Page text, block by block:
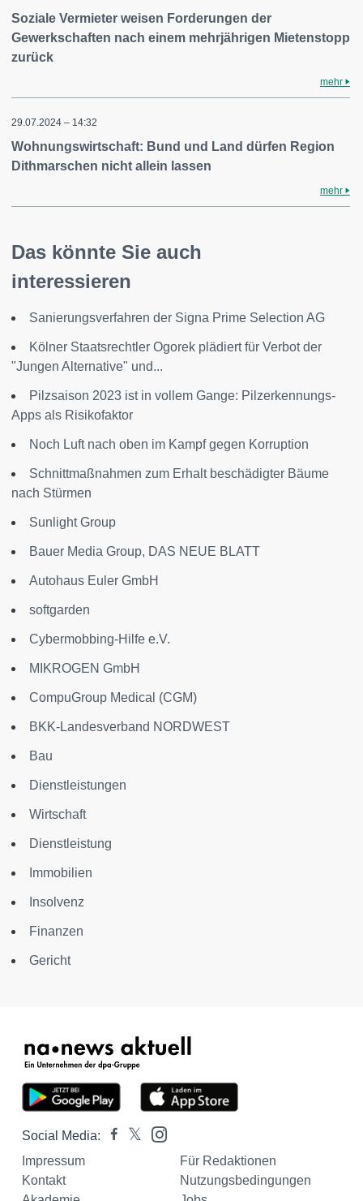
Soziale Vermieter weisen Forderungen der
Gewerkschaften nach einem mehrjährigen Mietenstopp
zurück
mehr
29.07.2024 – 14:32
Wohnungswirtschaft: Bund und Land dürfen Region
Dithmarschen nicht allein lassen
mehr
Das könnte Sie auch
interessieren
Sanierungsverfahren der Signa Prime Selection AG
Kölner Staatsrechtler Ogorek plädiert für Verbot der
"Jungen Alternative" und...
Pilzsaison 2023 ist in vollem Gange: Pilzerkennungs-
Apps als Risikofaktor
Noch Luft nach oben im Kampf gegen Korruption
Schnittmaßnahmen zum Erhalt beschädigter Bäume
nach Stürmen
Sunlight Group
Bauer Media Group, DAS NEUE BLATT
Autohaus Euler GmbH
softgarden
Cybermobbing-Hilfe e.V.
MIKROGEN GmbH
CompuGroup Medical (CGM)
BKK-Landesverband NORDWEST
Bau
Dienstleistungen
Wirtschaft
Dienstleistung
Immobilien
Insolvenz
Finanzen
Gericht
Social Media:
Impressum
Für Redaktionen
Kontakt
Nutzungsbedingungen